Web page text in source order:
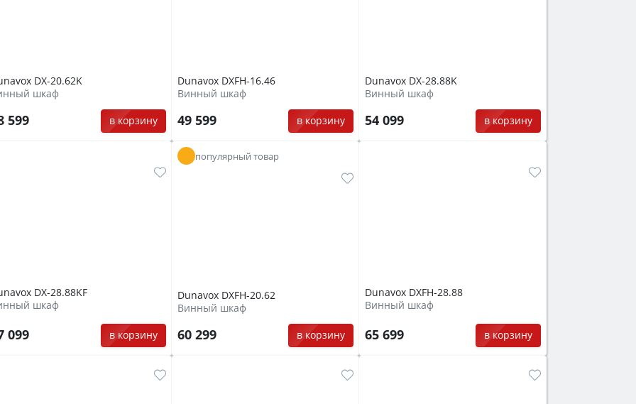
DX-20.62K
шкаф
599 в корзину
Dunavox DXFH-16.46
Винный шкаф
49 599 в корзину
Dunavox DX-28.88K
Винный шкаф
54 099 в корзину
DX-28.88KF
шкаф
099 в корзину
популярный товар
Dunavox DXFH-20.62
Винный шкаф
60 299 в корзину
Dunavox DXFH-28.88
Винный шкаф
65 699 в корзину